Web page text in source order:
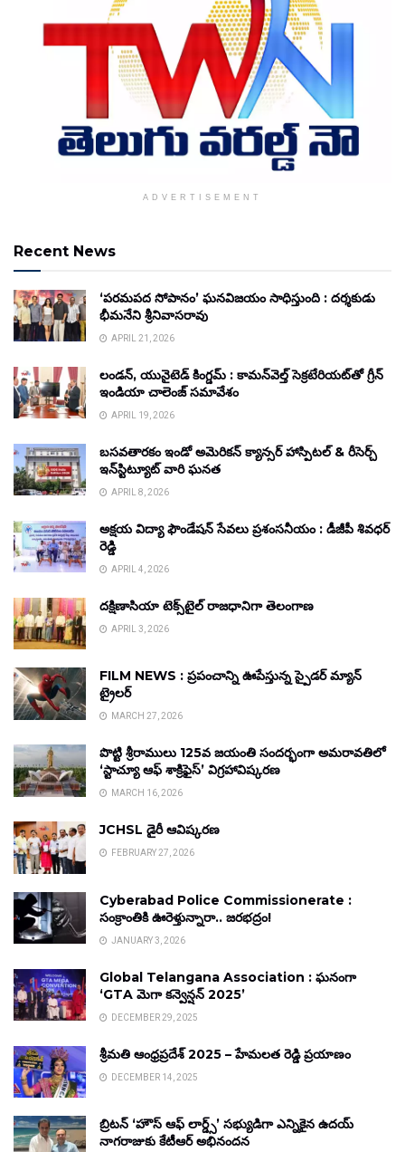
ADVERTISEMENT
Recent News
‘పరమపద సోపానం’ ఘనవిజయం సాధిస్తుంది : దర్శకుడు
భీమనేని శ్రీనివాసరావు
APRIL 21, 2026
లండన్, యునైటెడ్ కింగ్డమ్ : కామన్‌వెల్త్ సెక్రటేరియట్‌తో గ్రీన్
ఇండియా చాలెంజ్ సమావేశం
APRIL 19, 2026
బసవతారకం ఇండో అమెరికన్ క్యాన్సర్ హాస్పిటల్ & రీసెర్చ్
ఇన్‌స్టిట్యూట్ వారి ఘనత
APRIL 8, 2026
అక్షయ విద్యా ఫౌండేషన్ సేవలు ప్రశంసనీయం : డీజీపీ శివధర్
రెడ్డి
APRIL 4, 2026
దక్షిణాసియా టెక్స్‌టైల్ రాజధానిగా తెలంగాణ
APRIL 3, 2026
FILM NEWS : ప్రపంచాన్ని ఊపేస్తున్న స్పైడర్ మ్యాన్
ట్రైలర్
MARCH 27, 2026
పొట్టి శ్రీరాములు 125వ జయంతి సందర్భంగా అమరావతిలో
‘స్టాచ్యూ ఆఫ్ శాక్రిఫైస్’ విగ్రహావిష్కరణ
MARCH 16, 2026
JCHSL డైరీ ఆవిష్కరణ
FEBRUARY 27, 2026
Cyberabad Police Commissionerate :
సంక్రాంతికి ఊరెళ్తున్నారా.. జరభద్రం!
JANUARY 3, 2026
Global Telangana Association : ఘనంగా
‘GTA మెగా కన్వెన్షన్ 2025’
DECEMBER 29, 2025
శ్రీమతి ఆంధ్రప్రదేశ్ 2025 – హేమలత రెడ్డి ప్రయాణం
DECEMBER 14, 2025
బ్రిటన్ ‘హౌస్ ఆఫ్ లార్డ్స్’ సభ్యుడిగా ఎన్నికైన ఉదయ్
నాగరాజుకు కేటీఆర్ అభినందన